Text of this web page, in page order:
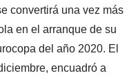
convertirá una vez más
en el arranque de su
del año 2020. El
encuadró a